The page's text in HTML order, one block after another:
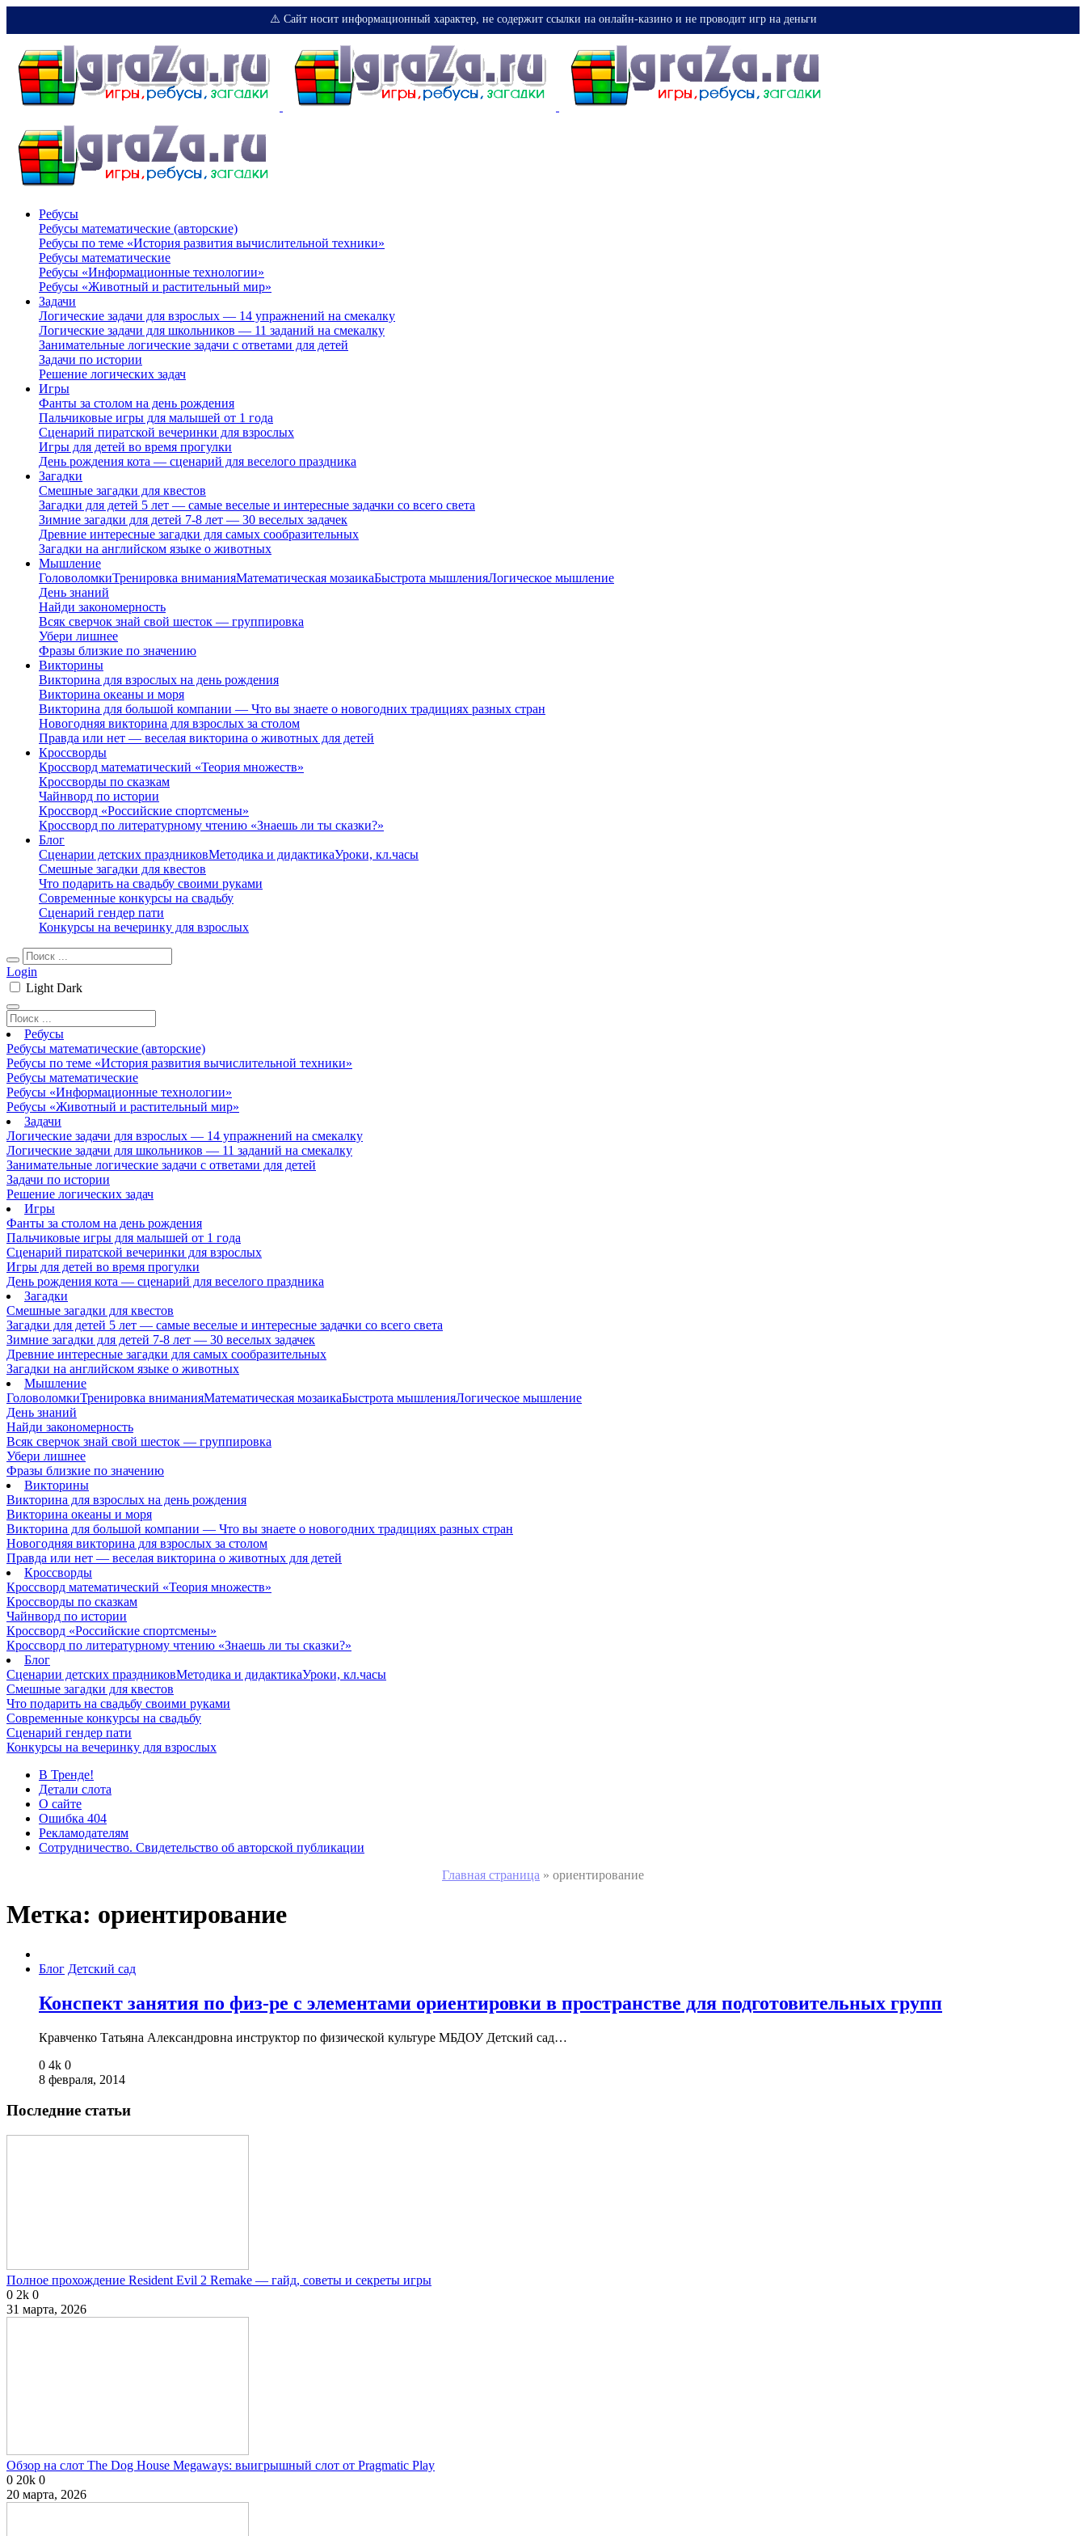
⚠️ Сайт носит информационный характер, не содержит ссылки на онлайн-казино и не проводит игр на деньги
Ребусы
Ребусы математические (авторские)
Ребусы по теме «История развития вычислительной техники»
Ребусы математические
Ребусы «Информационные технологии»
Ребусы «Животный и растительный мир»
Задачи
Логические задачи для взрослых — 14 упражнений на смекалку
Логические задачи для школьников — 11 заданий на смекалку
Занимательные логические задачи с ответами для детей
Задачи по истории
Решение логических задач
Игры
Фанты за столом на день рождения
Пальчиковые игры для малышей от 1 года
Сценарий пиратской вечеринки для взрослых
Игры для детей во время прогулки
День рождения кота — сценарий для веселого праздника
Загадки
Смешные загадки для квестов
Загадки для детей 5 лет — самые веселые и интересные задачки со всего света
Зимние загадки для детей 7-8 лет — 30 веселых задачек
Древние интересные загадки для самых сообразительных
Загадки на английском языке о животных
Мышление
ГоловоломкиТренировка вниманияМатематическая мозаикаБыстрота мышленияЛогическое мышление
День знаний
Найди закономерность
Всяк сверчок знай свой шесток — группировка
Убери лишнее
Фразы близкие по значению
Викторины
Викторина для взрослых на день рождения
Викторина океаны и моря
Викторина для большой компании — Что вы знаете о новогодних традициях разных стран
Новогодняя викторина для взрослых за столом
Правда или нет — веселая викторина о животных для детей
Кроссворды
Кроссворд математический «Теория множеств»
Кроссворды по сказкам
Чайнворд по истории
Кроссворд «Российские спортсмены»
Кроссворд по литературному чтению «Знаешь ли ты сказки?»
Блог
Сценарии детских праздниковМетодика и дидактикаУроки, кл.часы
Смешные загадки для квестов
Что подарить на свадьбу своими руками
Современные конкурсы на свадьбу
Сценарий гендер пати
Конкурсы на вечеринку для взрослых
Login
Light Dark
Ребусы
Ребусы математические (авторские)
Ребусы по теме «История развития вычислительной техники»
Ребусы математические
Ребусы «Информационные технологии»
Ребусы «Животный и растительный мир»
Задачи
Логические задачи для взрослых — 14 упражнений на смекалку
Логические задачи для школьников — 11 заданий на смекалку
Занимательные логические задачи с ответами для детей
Задачи по истории
Решение логических задач
Игры
Фанты за столом на день рождения
Пальчиковые игры для малышей от 1 года
Сценарий пиратской вечеринки для взрослых
Игры для детей во время прогулки
День рождения кота — сценарий для веселого праздника
Загадки
Смешные загадки для квестов
Загадки для детей 5 лет — самые веселые и интересные задачки со всего света
Зимние загадки для детей 7-8 лет — 30 веселых задачек
Древние интересные загадки для самых сообразительных
Загадки на английском языке о животных
Мышление
ГоловоломкиТренировка вниманияМатематическая мозаикаБыстрота мышленияЛогическое мышление
День знаний
Найди закономерность
Всяк сверчок знай свой шесток — группировка
Убери лишнее
Фразы близкие по значению
Викторины
Викторина для взрослых на день рождения
Викторина океаны и моря
Викторина для большой компании — Что вы знаете о новогодних традициях разных стран
Новогодняя викторина для взрослых за столом
Правда или нет — веселая викторина о животных для детей
Кроссворды
Кроссворд математический «Теория множеств»
Кроссворды по сказкам
Чайнворд по истории
Кроссворд «Российские спортсмены»
Кроссворд по литературному чтению «Знаешь ли ты сказки?»
Блог
Сценарии детских праздниковМетодика и дидактикаУроки, кл.часы
Смешные загадки для квестов
Что подарить на свадьбу своими руками
Современные конкурсы на свадьбу
Сценарий гендер пати
Конкурсы на вечеринку для взрослых
В Тренде!
Детали слота
О сайте
Ошибка 404
Рекламодателям
Сотрудничество. Свидетельство об авторской публикации
Главная страница » ориентирование
Метка: ориентирование
Блог Детский сад
Конспект занятия по физ-ре с элементами ориентировки в пространстве для подготовительных групп
Кравченко Татьяна Александровна инструктор по физической культуре МБДОУ Детский сад…
0 4k 0
8 февраля, 2014
Последние статьи
Полное прохождение Resident Evil 2 Remake — гайд, советы и секреты игры
0 2k 0
31 марта, 2026
Обзор на слот The Dog House Megaways: выигрышный слот от Pragmatic Play
0 20k 0
20 марта, 2026